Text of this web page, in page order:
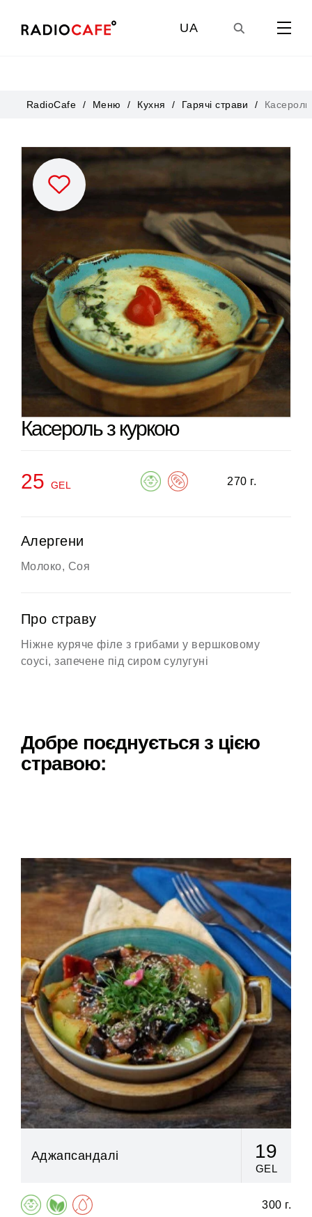
UA
RU
RadioCafe Меню Кухня Гарячі страви
Касероль з куркою
25 GEL 270 г.
Алергени
Молоко, Соя
Про страву
Ніжне куряче філе з грибами у вершковому
соусі, запечене під сиром сулугуні
Добре поєднується з цією
стравою:
Аджапсандалі 19
GEL
300 г.